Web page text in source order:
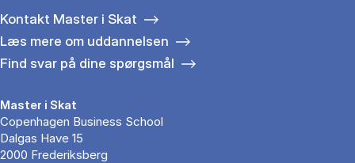
Kontakt Master i Skat
Læs mere om uddannelsen
Find svar på dine spørgsmål
Master i Skat
Copenhagen Business School
Dalgas Have 15
2000 Frederiksberg